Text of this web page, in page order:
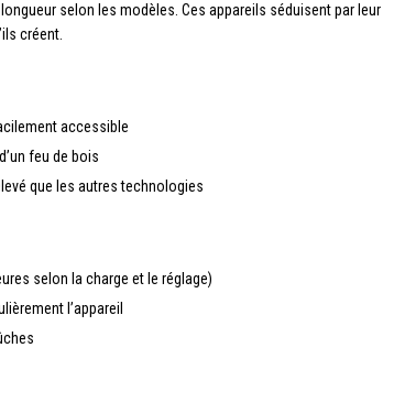
selon les modèles. Ces appareils séduisent par leur
créent.
accessible
feu de bois
que les autres technologies
selon la charge et le réglage)
l’appareil